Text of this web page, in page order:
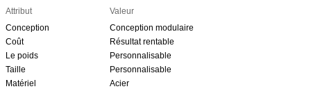
Attribut
Valeur
Conception
Conception modulaire
Coût
Résultat rentable
Le poids
Personnalisable
Taille
Personnalisable
Matériel
Acier